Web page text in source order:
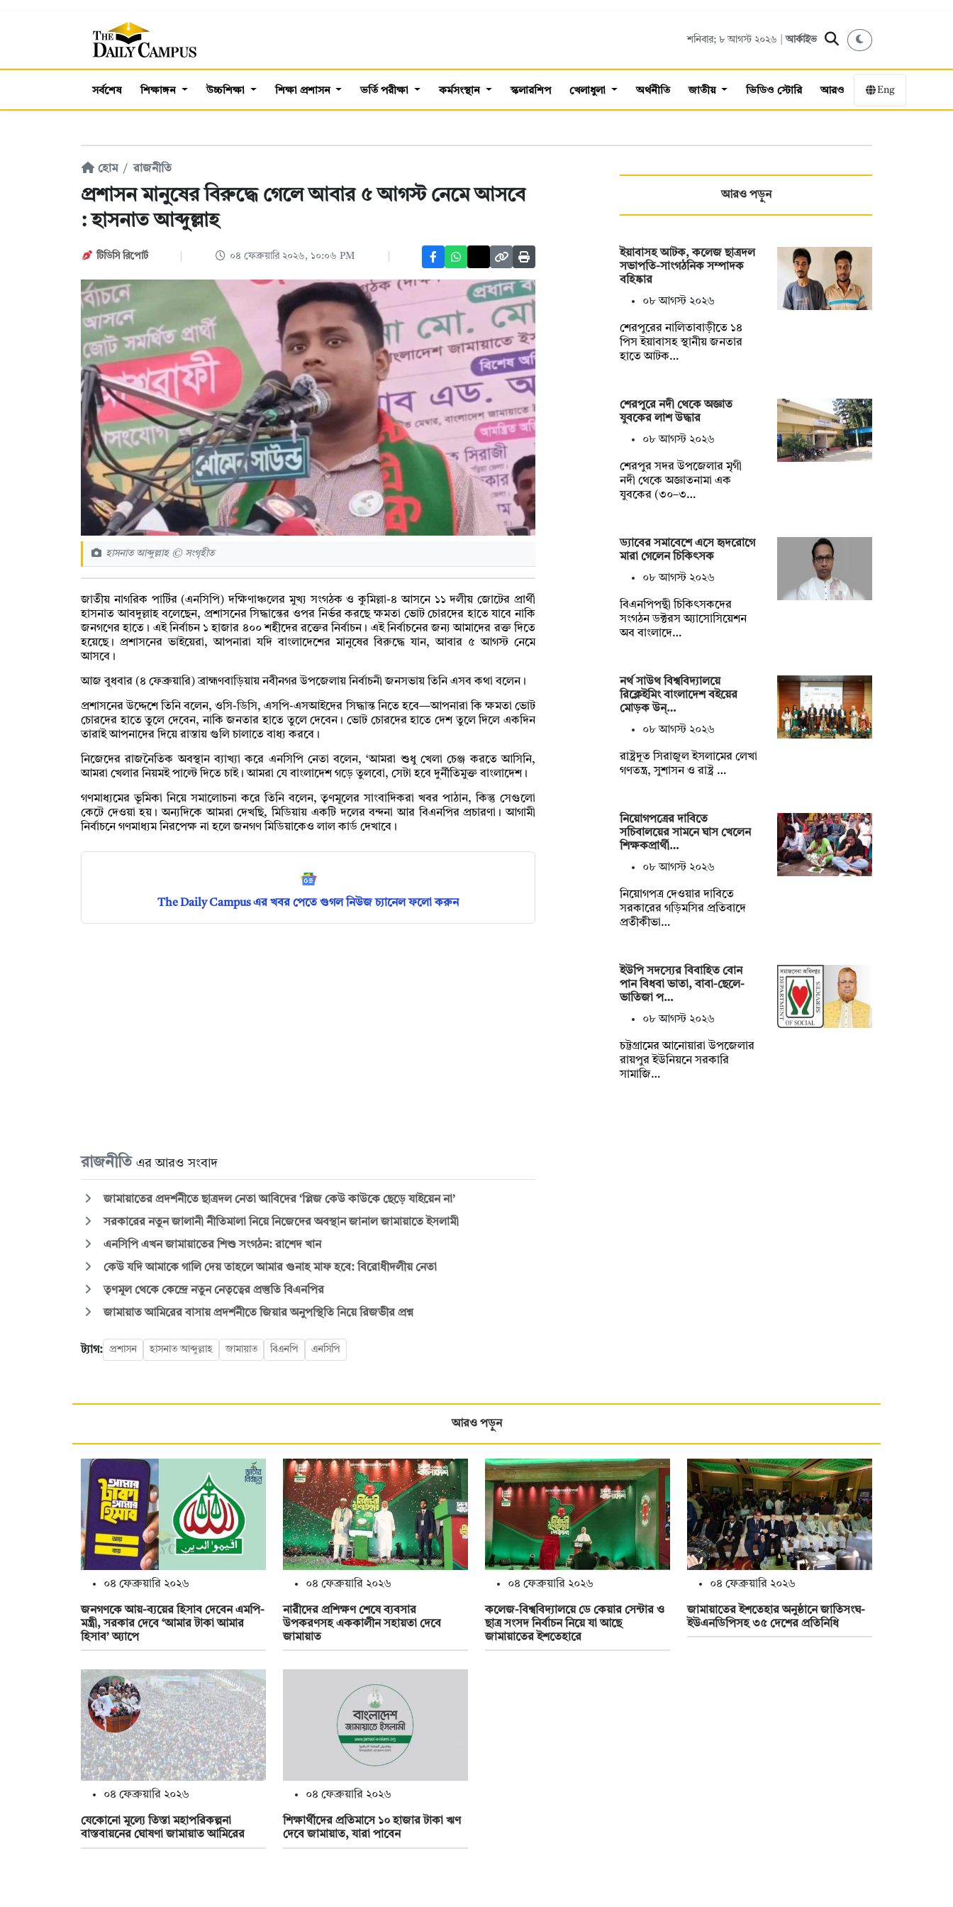
শনিবার; ৮ আগস্ট ২০২৬ |আর্কাইভ
সর্বশেষ শিক্ষাঙ্গন উচ্চশিক্ষা শিক্ষা প্রশাসন ভর্তি পরীক্ষা কর্মসংস্থান স্কলারশিপ খেলাধুলা অর্থনীতি জাতীয় ভিডিও স্টোরি আরও Eng
হোম রাজনীতি
প্রশাসন মানুষের বিরুদ্ধে গেলে আবার ৫ আগস্ট নেমে আসবে
: হাসনাত আব্দুল্লাহ
টিডিসি রিপোর্ট ০৪ ফেব্রুয়ারি ২০২৬, ১০:০৬ PM
হাসনাত আব্দুল্লাহ © সংগৃহীত
জাতীয় নাগরিক পার্টির (এনসিপি) দক্ষিণাঞ্চলের মুখ্য সংগঠক ও কুমিল্লা-৪ আসনে ১১ দলীয় জোটের প্রার্থী
হাসনাত আবদুল্লাহ বলেছেন, প্রশাসনের সিদ্ধান্তের ওপর নির্ভর করছে ক্ষমতা ভোট চোরদের হাতে যাবে নাকি
জনগণের হাতে। এই নির্বাচন ১ হাজার ৪০০ শহীদের রক্তের নির্বাচন। এই নির্বাচনের জন্য আমাদের রক্ত দিতে
হয়েছে। প্রশাসনের ভাইয়েরা, আপনারা যদি বাংলাদেশের মানুষের বিরুদ্ধে যান, আবার ৫ আগস্ট নেমে
আসবে।
আজ বুধবার (৪ ফেব্রুয়ারি) ব্রাহ্মণবাড়িয়ায় নবীনগর উপজেলায় নির্বাচনী জনসভায় তিনি এসব কথা বলেন।
প্রশাসনের উদ্দেশে তিনি বলেন, ওসি-ডিসি, এসপি-এসআইদের সিদ্ধান্ত নিতে হবে—আপনারা কি ক্ষমতা ভোট
চোরদের হাতে তুলে দেবেন, নাকি জনতার হাতে তুলে দেবেন। ভোট চোরদের হাতে দেশ তুলে দিলে একদিন
তারাই আপনাদের দিয়ে রাস্তায় গুলি চালাতে বাধ্য করবে।
নিজেদের রাজনৈতিক অবস্থান ব্যাখ্যা করে এনসিপি নেতা বলেন, ‘আমরা শুধু খেলা চেঞ্জ করতে আসিনি,
আমরা খেলার নিয়মই পাল্টে দিতে চাই। আমরা যে বাংলাদেশ গড়ে তুলবো, সেটা হবে দুর্নীতিমুক্ত বাংলাদেশ।
গণমাধ্যমের ভূমিকা নিয়ে সমালোচনা করে তিনি বলেন, তৃণমূলের সাংবাদিকরা খবর পাঠান, কিন্তু সেগুলো
কেটে দেওয়া হয়। অন্যদিকে আমরা দেখছি, মিডিয়ায় একটি দলের বন্দনা আর বিএনপির প্রচারণা। আগামী
নির্বাচনে গণমাধ্যম নিরপেক্ষ না হলে জনগণ মিডিয়াকেও লাল কার্ড দেখাবে।
The Daily Campus এর খবর পেতে গুগল নিউজ চ্যানেল ফলো করুন
রাজনীতি এর আরও সংবাদ
জামায়াতের প্রদর্শনীতে ছাত্রদল নেতা আবিদের ‘প্লিজ কেউ কাউকে ছেড়ে যাইয়েন না’
সরকারের নতুন জালানী নীতিমালা নিয়ে নিজেদের অবস্থান জানাল জামায়াতে ইসলামী
এনসিপি এখন জামায়াতের শিশু সংগঠন: রাশেদ খান
কেউ যদি আমাকে গালি দেয় তাহলে আমার গুনাহ মাফ হবে: বিরোধীদলীয় নেতা
তৃণমূল থেকে কেন্দ্রে নতুন নেতৃত্বের প্রস্তুতি বিএনপির
জামায়াত আমিরের বাসায় প্রদর্শনীতে জিয়ার অনুপস্থিতি নিয়ে রিজভীর প্রশ্ন
ট্যাগ: প্রশাসন হাসনাত আব্দুল্লাহ জামায়াত বিএনপি এনসিপি
আরও পড়ুন
ইয়াবাসহ আটক, কলেজ ছাত্রদল
সভাপতি-সাংগঠনিক সম্পাদক
বহিষ্কার
০৮ আগস্ট ২০২৬
শেরপুরের নালিতাবাড়ীতে ১৪
পিস ইয়াবাসহ স্থানীয় জনতার
হাতে আটক…
শেরপুরে নদী থেকে অজ্ঞাত
যুবকের লাশ উদ্ধার
০৮ আগস্ট ২০২৬
শেরপুর সদর উপজেলার মৃগী
নদী থেকে অজ্ঞাতনামা এক
যুবকের (৩০–৩…
ড্যাবের সমাবেশে এসে হৃদরোগে
মারা গেলেন চিকিৎসক
০৮ আগস্ট ২০২৬
বিএনপিপন্থী চিকিৎসকদের
সংগঠন ডক্টরস অ্যাসোসিয়েশন
অব বাংলাদে…
নর্থ সাউথ বিশ্ববিদ্যালয়ে
রিক্লেইমিং বাংলাদেশ বইয়ের
মোড়ক উন্…
০৮ আগস্ট ২০২৬
রাষ্ট্রদূত সিরাজুল ইসলামের লেখা
গণতন্ত্র, সুশাসন ও রাষ্ট্র …
নিয়োগপত্রের দাবিতে
সচিবালয়ের সামনে ঘাস খেলেন
শিক্ষকপ্রার্থী…
০৮ আগস্ট ২০২৬
নিয়োগপত্র দেওয়ার দাবিতে
সরকারের গড়িমসির প্রতিবাদে
প্রতীকীভা…
ইউপি সদস্যের বিবাহিত বোন
পান বিধবা ভাতা, বাবা-ছেলে-
ভাতিজা প…
০৮ আগস্ট ২০২৬
চট্টগ্রামের আনোয়ারা উপজেলার
রায়পুর ইউনিয়নে সরকারি
সামাজি…
আরও পড়ুন
০৪ ফেব্রুয়ারি ২০২৬
জনগণকে আয়-ব্যয়ের হিসাব দেবেন এমপি-
মন্ত্রী, সরকার দেবে ‘আমার টাকা আমার
হিসাব’ অ্যাপে
০৪ ফেব্রুয়ারি ২০২৬
নারীদের প্রশিক্ষণ শেষে ব্যবসার
উপকরণসহ এককালীন সহায়তা দেবে
জামায়াত
০৪ ফেব্রুয়ারি ২০২৬
কলেজ-বিশ্ববিদ্যালয়ে ডে কেয়ার সেন্টার ও
ছাত্র সংসদ নির্বাচন নিয়ে যা আছে
জামায়াতের ইশতেহারে
০৪ ফেব্রুয়ারি ২০২৬
জামায়াতের ইশতেহার অনুষ্ঠানে জাতিসংঘ-
ইউএনডিপিসহ ৩৫ দেশের প্রতিনিধি
০৪ ফেব্রুয়ারি ২০২৬
যেকোনো মূল্যে তিস্তা মহাপরিকল্পনা
বাস্তবায়নের ঘোষণা জামায়াত আমিরের
০৪ ফেব্রুয়ারি ২০২৬
শিক্ষার্থীদের প্রতিমাসে ১০ হাজার টাকা ঋণ
দেবে জামায়াত, যারা পাবেন